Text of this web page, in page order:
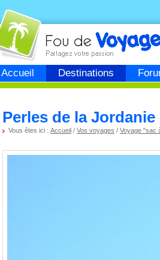
Accueil Destinations
Fou devoyage
Perles de la Jordanie
Vous êtes ici : Accueil/ Vos voyages / Voyage "sac